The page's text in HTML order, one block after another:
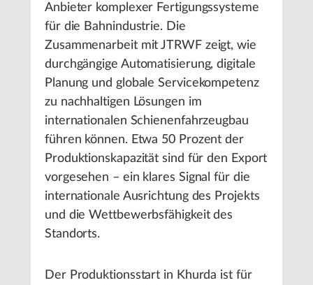
Anbieter komplexer Fertigungssysteme
für die Bahnindustrie. Die
Zusammenarbeit mit JTRWF zeigt, wie
durchgängige Automatisierung, digitale
Planung und globale Servicekompetenz
zu nachhaltigen Lösungen im
internationalen Schienenfahrzeugbau
führen können. Etwa 50 Prozent der
Produktionskapazität sind für den Export
vorgesehen – ein klares Signal für die
internationale Ausrichtung des Projekts
und die Wettbewerbsfähigkeit des
Standorts.
Der Produktionsstart in Khurda ist für